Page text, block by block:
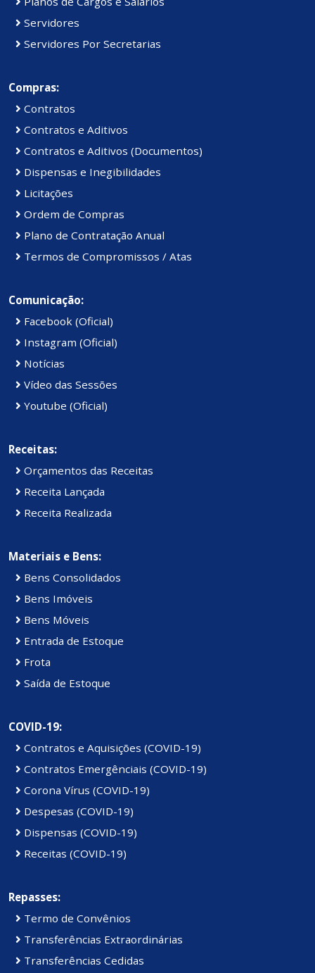
Servidores
Servidores Por Secretarias
Compras:
Contratos
Contratos e Aditivos
Contratos e Aditivos (Documentos)
Dispensas e Inegibilidades
Licitações
Ordem de Compras
Plano de Contratação Anual
Termos de Compromissos / Atas
Comunicação:
Facebook (Oficial)
Instagram (Oficial)
Notícias
Vídeo das Sessões
Youtube (Oficial)
Receitas:
Orçamentos das Receitas
Receita Lançada
Receita Realizada
Materiais e Bens:
Bens Consolidados
Bens Imóveis
Bens Móveis
Entrada de Estoque
Frota
Saída de Estoque
COVID-19:
Contratos e Aquisições (COVID-19)
Contratos Emergênciais (COVID-19)
Corona Vírus (COVID-19)
Despesas (COVID-19)
Dispensas (COVID-19)
Receitas (COVID-19)
Repasses:
Termo de Convênios
Transferências Extraordinárias
Transferências Cedidas